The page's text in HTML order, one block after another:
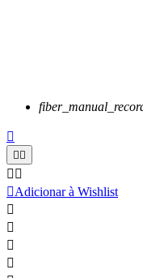


 
Adicionar à Wishlist



